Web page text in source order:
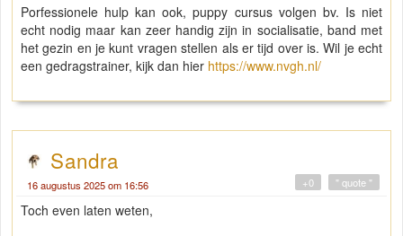
Porfessionele hulp kan ook, puppy cursus volgen bv. Is niet
echt nodig maar kan zeer handig zijn in socialisatie, band met
het gezin en je kunt vragen stellen als er tijd over is. Wil je echt
een gedragstrainer, kijk dan hier https://www.nvgh.nl/
Sandra
16 augustus 2025 om 16:56 " quote "
+0
Toch even laten weten,